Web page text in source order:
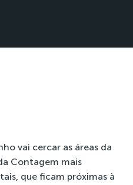
vai cercar as áreas da
Contagem mais
que ficam próximas à